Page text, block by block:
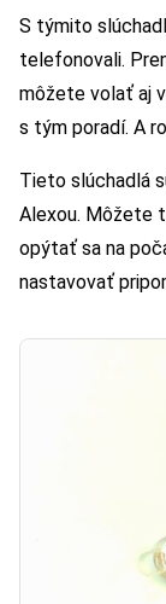
S týmito
telefonovali.
môžete volať aj
s tým poradí. A
Tieto slúchadlá
Alexou. Môžete
opýtať sa na
nastavovať